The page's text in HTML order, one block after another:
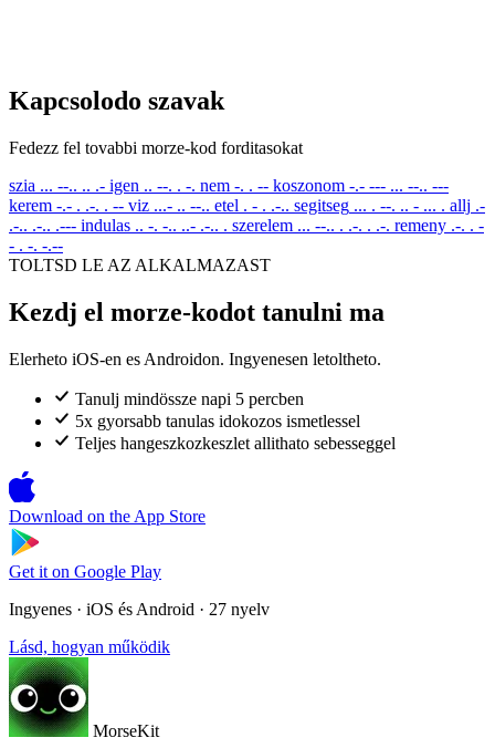
Kapcsolodo szavak
Fedezz fel tovabbi morze-kod forditasokat
szia ... --.. .. .- igen .. --. . -. nem -. . -- koszonom -.- --- ... --.. ---
kerem -.- . .-. . -- viz ...- .. --.. etel . - . .-.. segitseg ... . --. .. - ... . allj .-
.-.. .-.. .--- indulas .. -. -.. ..- .-.. . szerelem ... --.. . .-. . .-. remeny .-. . -
- . -. -.--
TOLTSD LE AZ ALKALMAZAST
Kezdj el morze-kodot tanulni ma
Elerheto iOS-en es Androidon. Ingyenesen letoltheto.
Tanulj mindössze napi 5 percben
5x gyorsabb tanulas idokozos ismetlessel
Teljes hangeszkozkeszlet allithato sebesseggel
Download on the App Store
Get it on Google Play
Ingyenes · iOS és Android · 27 nyelv
Lásd, hogyan működik
MorseKit